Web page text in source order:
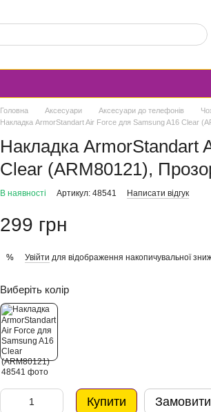
Головна Аксесуари Аксесуари до телефонів
Накладка ArmorStandart Air Force для Samsung A16 Clear
Накладка ArmorStandart
Clear (ARM80121),
В наявності Артикул: 48541 Написати відгук
299 грн
% Увійти для відображення накопичувальної
Виберіть колір
Купити